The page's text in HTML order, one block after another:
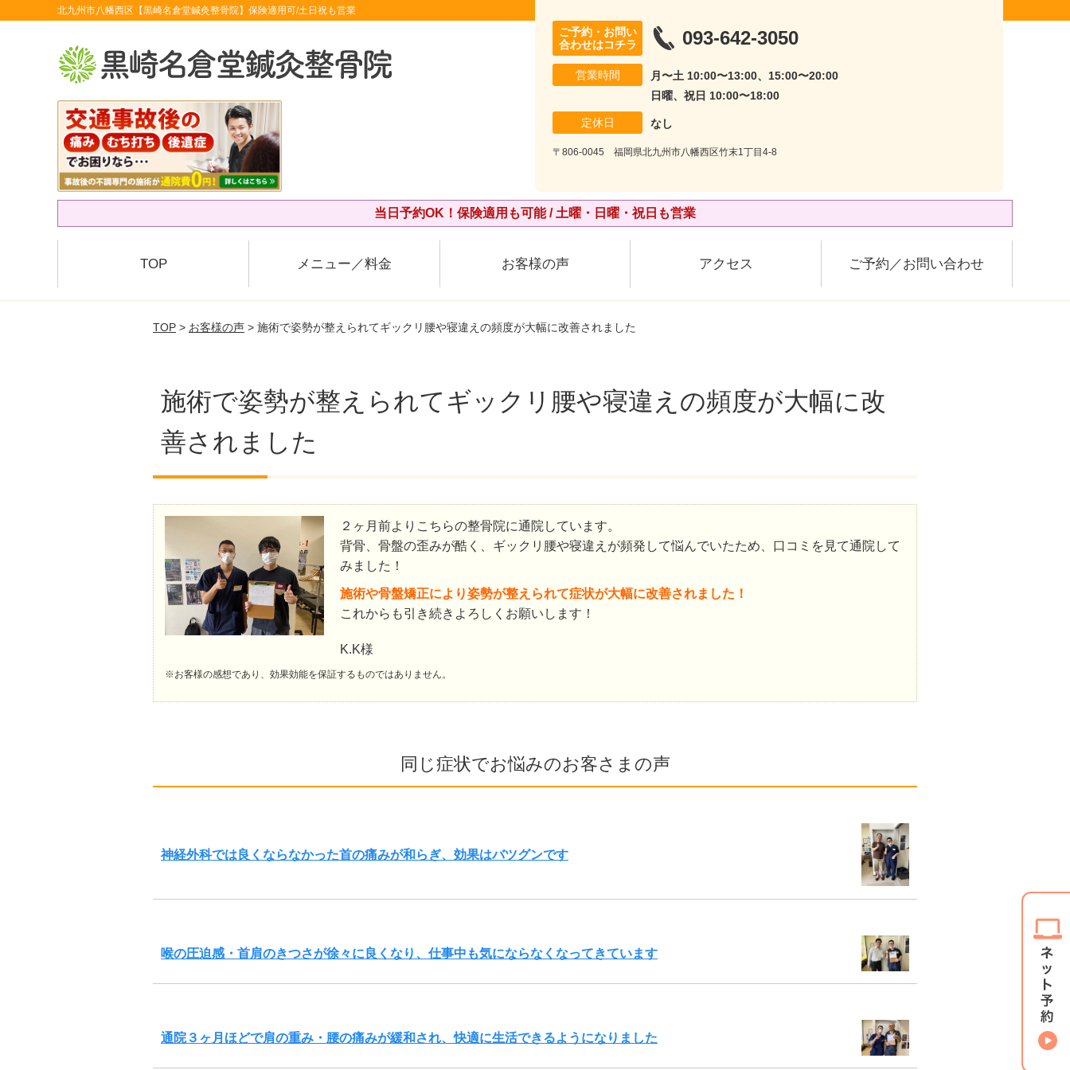
北九州市八幡西区【黒崎名倉堂鍼灸整骨院】保険適用可/土日祝も営業
ご予約・お問い
合わせはコチラ
093-642-3050
営業時間
月〜土 10:00〜13:00、15:00〜20:00
日曜、祝日 10:00〜18:00
定休日 なし
〒806-0045 福岡県北九州市八幡西区竹末1丁目4-8
当日予約OK！保険適用も可能 / 土曜・日曜・祝日も営業
TOP メニュー／料金 お客様の声 アクセス ご予約／お問い合わせ
TOP > お客様の声 > 施術で姿勢が整えられてギックリ腰や寝違えの頻度が大幅に改善されました
施術で姿勢が整えられてギックリ腰や寝違えの頻度が大幅に改
善されました
２ヶ月前よりこちらの整骨院に通院しています。
背骨、骨盤の歪みが酷く、ギックリ腰や寝違えが頻発して悩んでいたため、口コミを見て通院して
みました！
施術や骨盤矯正により姿勢が整えられて症状が大幅に改善されました！
これからも引き続きよろしくお願いします！
K.K様
※お客様の感想であり、効果効能を保証するものではありません。
同じ症状でお悩みのお客さまの声
神経外科では良くならなかった首の痛みが和らぎ、効果はバツグンです
喉の圧迫感・首肩のきつさが徐々に良くなり、仕事中も気にならなくなってきています
通院３ヶ月ほどで肩の重み・腰の痛みが緩和され、快適に生活できるようになりました